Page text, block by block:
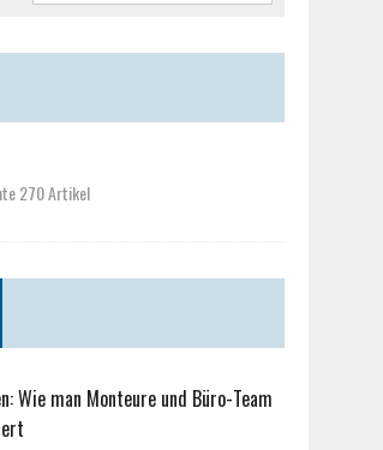
270 Artikel
Wie man Monteure und Büro-Team